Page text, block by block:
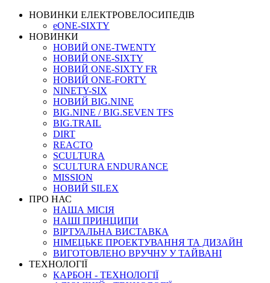
НОВИНКИ ЕЛЕКТРОВЕЛОСИПЕДІВ
eONE-SIXTY
НОВИНКИ
НОВИЙ ONE-TWENTY
НОВИЙ ONE-SIXTY
НОВИЙ ONE-SIXTY FR
НОВИЙ ONE-FORTY
NINETY-SIX
НОВИЙ BIG.NINE
BIG.NINE / BIG.SEVEN TFS
BIG.TRAIL
DIRT
REACTO
SCULTURA
SCULTURA ENDURANCE
MISSION
НОВИЙ SILEX
ПРО НАС
НАША МICIЯ
НАШI ПРИНЦИПИ
ВIРТУАЛЬНА ВИСТАВКА
НІМЕЦЬКЕ ПРОЕКТУВАННЯ ТА ДИЗАЙН
ВИГОТОВЛЕНО ВРУЧНУ У ТАЙВАНІ
ТЕХНОЛОГІЇ
КАРБОН - ТЕХНОЛОГІЇ